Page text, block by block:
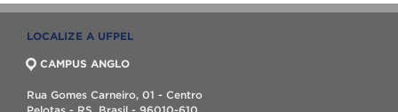
LOCALIZE A UFPEL
CAMPUS ANGLO
Rua Gomes Carneiro, 01 - Centro